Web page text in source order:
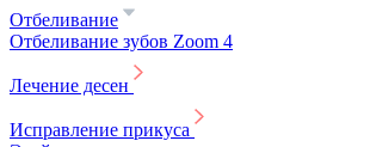
Отбеливание
Отбеливание зубов Zoom 4
Лечение десен
Исправление прикуса